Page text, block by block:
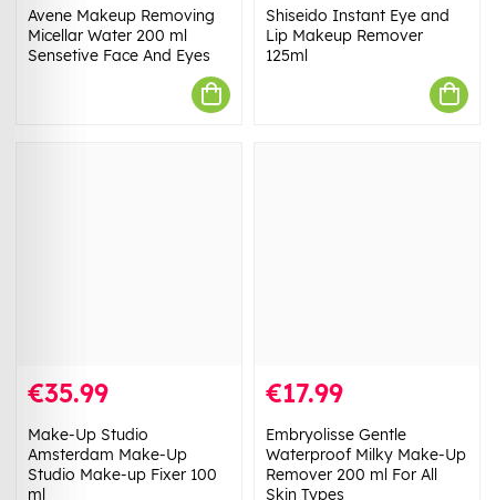
Avene Makeup Removing
Micellar Water 200 ml
Sensetive Face And Eyes
Shiseido Instant Eye and
Lip Makeup Remover
125ml
€35.99
Make-Up Studio
Amsterdam Make-Up
Studio Make-up Fixer 100
ml
€17.99
Embryolisse Gentle
Waterproof Milky Make-Up
Remover 200 ml For All
Skin Types